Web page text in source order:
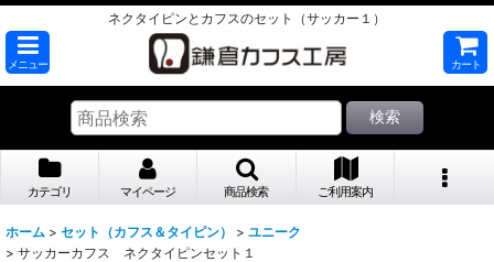
ネクタイピンとカフスのセット（サッカー１）
メニュー カート
検索
カテゴリ マイページ 商品検索 ご利用案内
ホーム > セット（カフス＆タイピン） > ユニーク
> サッカーカフス ネクタイピンセット１